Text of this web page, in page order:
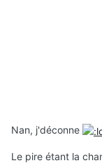
Nan, j'déconne
Le pire étant la